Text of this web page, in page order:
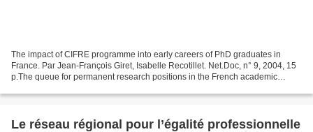
The impact of CIFRE programme into early careers of PhD graduates in
France. Par Jean-François Giret, Isabelle Recotillet. Net.Doc, n° 9, 2004, 15
p.The queue for permanent research positions in the French academic
Le réseau régional pour l’égalité professionnelle